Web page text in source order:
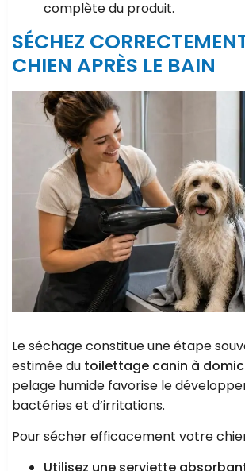
complète du produit.
SÉCHEZ
CHIEN APRÈS LE BAIN
Le séchage constitue une étape
estimée du toilettage canin à
pelage humide favorise le
bactéries et d’irritations.
Pour sécher efficacement votre